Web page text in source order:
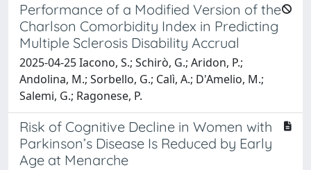
Performance of a Modified Version of the
Charlson Comorbidity Index in Predicting
Multiple Sclerosis Disability Accrual
2025-04-25 Iacono, S.; Schirò, G.; Aridon, P.;
Andolina, M.; Sorbello, G.; Calì, A.; D'Amelio, M.;
Salemi, G.; Ragonese, P.
Risk of Cognitive Decline in Women with
Parkinson’s Disease Is Reduced by Early
Age at Menarche